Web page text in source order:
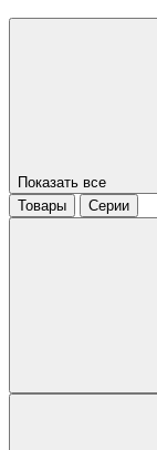
Показать все
Товары
Серии